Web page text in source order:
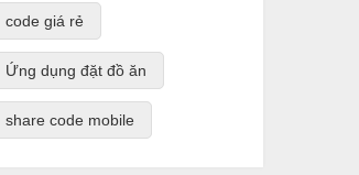
code giá rẻ
Ứng dụng đặt đồ ăn
share code mobile